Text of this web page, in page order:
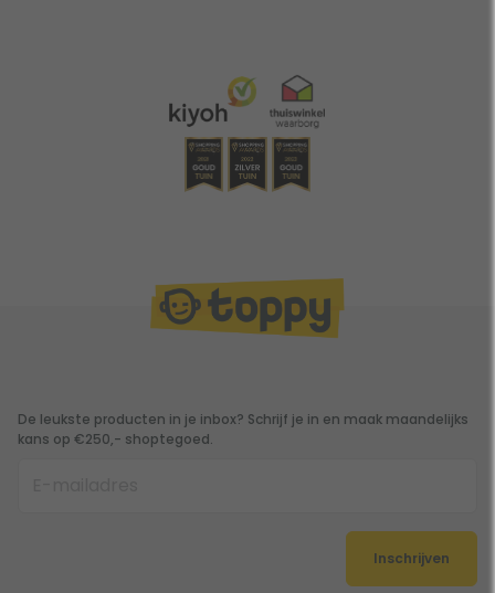
De leukste producten in je inbox? Schrijf je in en maak maandelijks
kans op €250,- shoptegoed.
Inschrijven